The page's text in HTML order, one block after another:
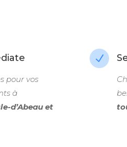
pour vos
à
d’Abeau et
N